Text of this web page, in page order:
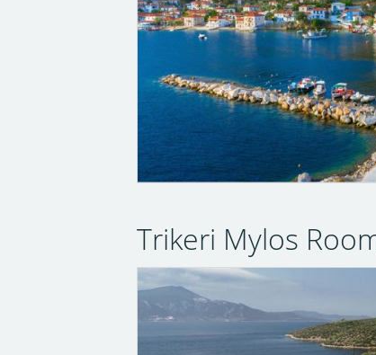
Trikeri Mylos